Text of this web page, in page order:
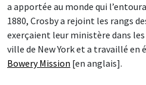
a apportée au monde qui
1880, Crosby a rejoint les rangs
exerçaient leur ministère dans
ville de New York et a travaillé
Bowery Mission [en anglais].